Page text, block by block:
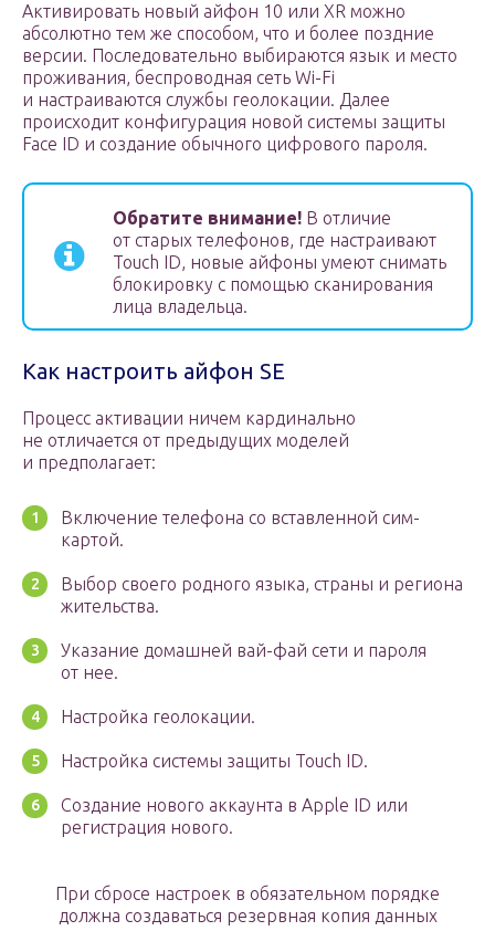
Активировать новый айфон 10 или XR можно
абсолютно тем же способом, что и более поздние
версии. Последовательно выбираются язык и место
проживания, беспроводная сеть Wi-Fi
и настраиваются службы геолокации. Далее
происходит конфигурация новой системы защиты
Face ID и создание обычного цифрового пароля.
Обратите внимание! В отличие
от старых телефонов, где настраивают
Touch ID, новые айфоны умеют снимать
блокировку с помощью сканирования
лица владельца.
Как настроить айфон SE
Процесс активации ничем кардинально
не отличается от предыдущих моделей
и предполагает:
Включение телефона со вставленной сим-
картой.
Выбор своего родного языка, страны и региона
жительства.
Указание домашней вай-фай сети и пароля
от нее.
Настройка геолокации.
Настройка системы защиты Touch ID.
Создание нового аккаунта в Apple ID или
регистрация нового.
При сбросе настроек в обязательном порядке
должна создаваться резервная копия данных